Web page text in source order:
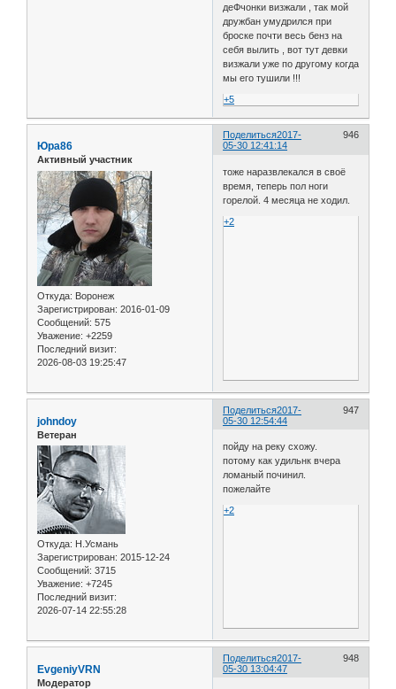
деФчонки визжали , так мой
дружбан умудрился при
броске почти весь бенз на
себя вылить , вот тут девки
визжали уже по другому когда
мы его тушили !!!
+5
Поделиться 946
2017-
05-30 12:41:14
Юра86
Активный участник
Откуда: Воронеж
Зарегистрирован: 2016-01-09
Сообщений: 575
Уважение: +2259
Последний визит:
2026-08-03 19:25:47
тоже наразвлекался в своё
время, теперь пол ноги
горелой. 4 месяца не ходил.
+2
Поделиться 947
2017-
05-30 12:54:44
johndoy
Ветеран
Откуда: Н.Усмань
Зарегистрирован: 2015-12-24
Сообщений: 3715
Уважение: +7245
Последний визит:
2026-07-14 22:55:28
пойду на реку схожу.
потому как удильнк вчера
ломаный починил.
пожелайте
+2
Поделиться 948
2017-
05-30 13:04:47
EvgeniyVRN
Модератор